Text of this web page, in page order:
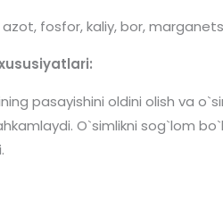
fosfor, kaliy, bor,
pasayishini oldini olish va
O`simlikni sog`lom